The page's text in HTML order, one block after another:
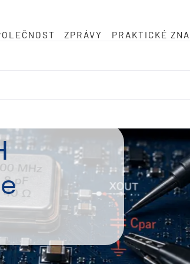
ZPRÁVY
PRAKTICKÉ